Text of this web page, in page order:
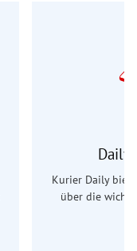
Daily
Kurier Daily
über die